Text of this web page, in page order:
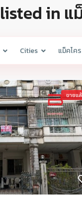
in แ
Cities แม็คโค
ขายแ